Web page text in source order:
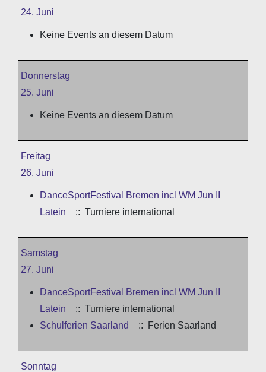
24. Juni
Keine Events an diesem Datum
Donnerstag
25. Juni
Keine Events an diesem Datum
Freitag
26. Juni
DanceSportFestival Bremen incl WM Jun II
Latein
:: Turniere international
Samstag
27. Juni
DanceSportFestival Bremen incl WM Jun II
Latein
:: Turniere international
Schulferien Saarland
:: Ferien Saarland
Sonntag